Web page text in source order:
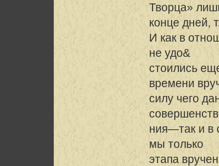
Творца»
конце дней,
И как в
не удо&
стоились
времени
силу чего
ния—так и в
мы только
этапа